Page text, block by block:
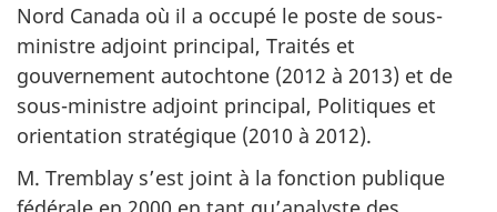
Nord Canada où il a occupé le poste de sous-
ministre adjoint principal, Traités et
gouvernement autochtone (2012 à 2013) et de
sous-ministre adjoint principal, Politiques et
orientation stratégique (2010 à 2012).
M. Tremblay s’est joint à la fonction publique